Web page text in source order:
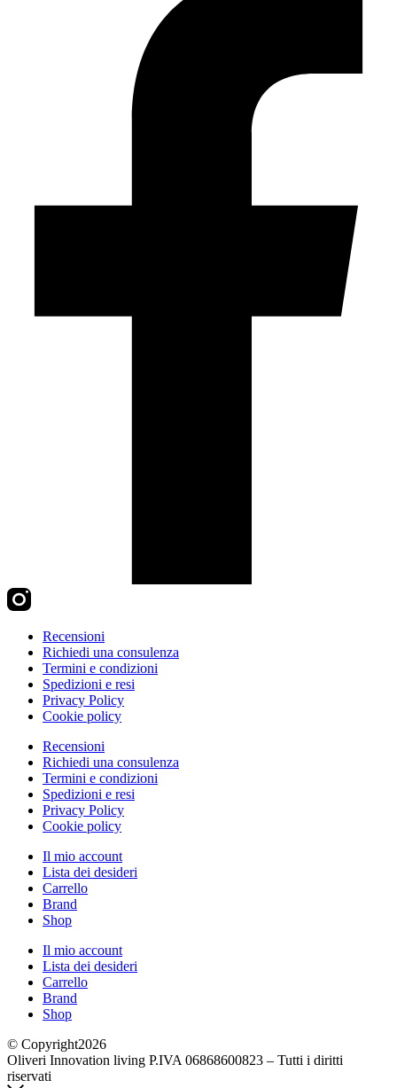
Recensioni
Richiedi una consulenza
Termini e condizioni
Spedizioni e resi
Privacy Policy
Cookie policy
Recensioni
Richiedi una consulenza
Termini e condizioni
Spedizioni e resi
Privacy Policy
Cookie policy
Il mio account
Lista dei desideri
Carrello
Brand
Shop
Il mio account
Lista dei desideri
Carrello
Brand
Shop
© Copyright2026
Oliveri Innovation living P.IVA 06868600823 – Tutti i diritti
riservati